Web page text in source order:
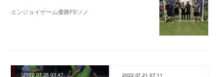
エンジョイゲーム優勝FSソノ
2022.07.25 03:47 2022.07.21 07:11